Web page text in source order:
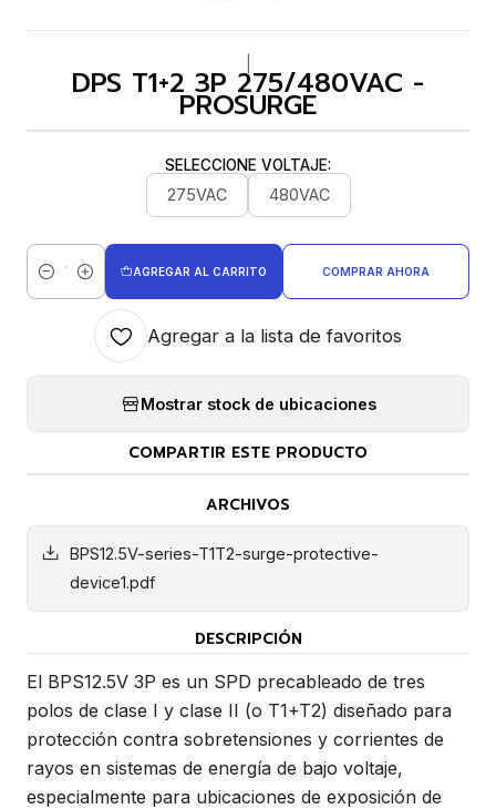
DPS T1+2 3P 275/480VAC -
PROSURGE
SELECCIONE VOLTAJE:
275VAC 480VAC
Cantidad
AGREGAR AL CARRITO COMPRAR AHORA
Agregar a la lista de favoritos
Mostrar stock de ubicaciones
COMPARTIR ESTE PRODUCTO
ARCHIVOS
BPS12.5V-series-T1T2-surge-protective-
device1.pdf
DESCRIPCIÓN
El BPS12.5V 3P es un SPD precableado de tres
polos de clase I y clase II (o T1+T2) diseñado para
protección contra sobretensiones y corrientes de
rayos en sistemas de energía de bajo voltaje,
especialmente para ubicaciones de exposición de